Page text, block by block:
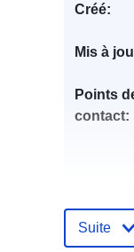
Créé:
Mis à
Points
contact:
Suite